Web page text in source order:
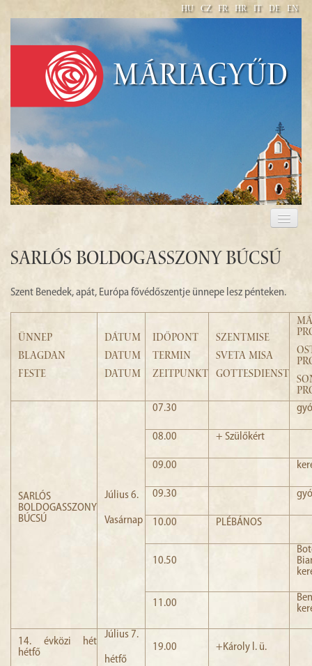
HU CZ FR HR IT DE EN
Máriagyűd
PELLEGRINAGGIO 2017
SARLÓS BOLDOGASSZONY BÚCSÚ
Szent Benedek, apát, Európa fővédőszentje ünnepe lesz pénteken.
ÜNNEP
BLAGDAN
FESTE
DÁTUM
DATUM
DATUM
IDŐPONT
TERMIN
ZEITPUNKT
SZENTMISE
SVETA MISA
GOTTESDIENST
SARLÓS
BOLDOGASSZONY
BÚCSÚ
Július 6.
Vasárnap
07.30
08.00 + Szülőkért
09.00
09.30
10.00 PLÉBÁNOS
10.50
11.00
14. évközi hét
hétfő
Július 7.
hétfő
19.00 +Károly l. ü.